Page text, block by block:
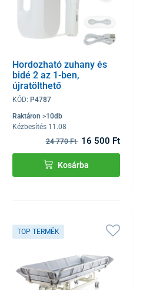
Hordozható zuhany és
bidé 2 az 1-ben,
újratölthető
akkumulátorral
KÓD: P4787
Raktáron >10db
Kézbesítés 11.08
24 770 Ft 16 500 Ft
Kosárba
TOP TERMÉK